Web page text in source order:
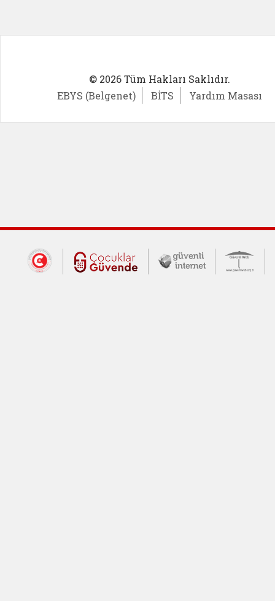
© 2026 Tüm Hakları Saklıdır.
EBYS (Belgenet)
BİTS Yardım Masası
Dış Bağlantılar
Cumhurbaşkanlığı İletişim Merkezi
Çocuklar Güvende (yeni
Güvenli